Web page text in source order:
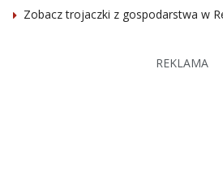
Zobacz trojaczki z gospodarstwa w
REKLAMA